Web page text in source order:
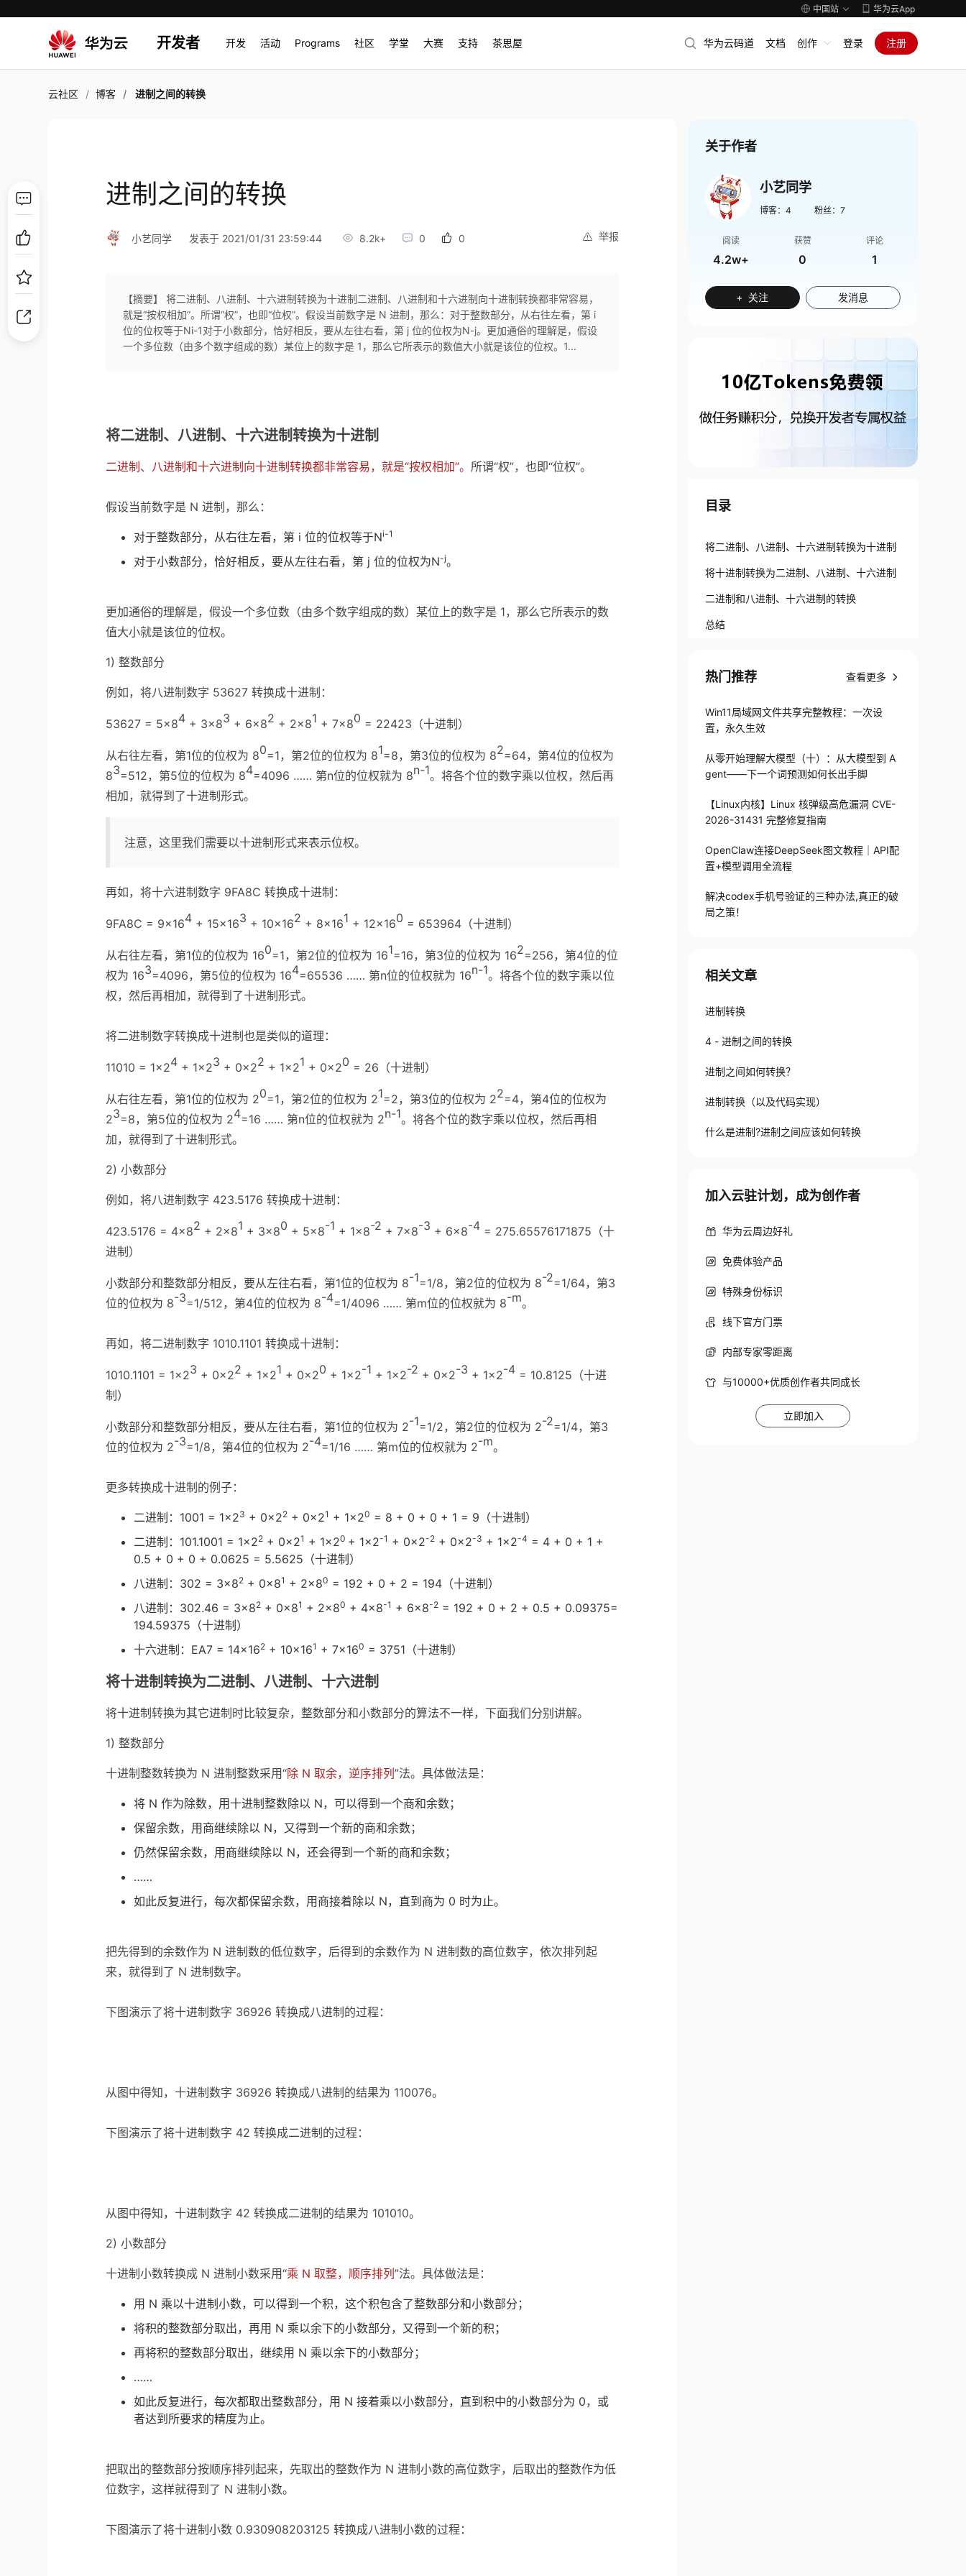
中国站 华为云App
开发者 开发 活动 Programs 社区 学堂 大赛 支持 茶思屋 华为云码道 文档 创作 登录 注册
云社区 博客 进制之间的转换
进制之间的转换
举报
小艺同学 发表于 2021/01/31 23:59:44 8.2k+ 0 0
【摘要】 将二进制、八进制、十六进制转换为十进制二进制、八进制和十六进制向十进制转换都非常容易，
就是“按权相加”。所谓“权”，也即“位权”。假设当前数字是 N 进制，那么：对于整数部分，从右往左看，第 i
位的位权等于Ni-1对于小数部分，恰好相反，要从左往右看，第 j 位的位权为N-j。更加通俗的理解是，假设
一个多位数（由多个数字组成的数）某位上的数字是 1，那么它所表示的数值大小就是该位的位权。1...
将二进制、八进制、十六进制转换为十进制
二进制、八进制和十六进制向十进制转换都非常容易，就是“按权相加”。 所谓“权”，也即“位权”。
假设当前数字是 N 进制，那么：
对于整数部分，从右往左看，第 i 位的位权等于Ni-1
对于小数部分，恰好相反，要从左往右看，第 j 位的位权为N-j。
更加通俗的理解是，假设一个多位数（由多个数字组成的数）某位上的数字是 1，那么它所表示的数
值大小就是该位的位权。
1) 整数部分
例如，将八进制数字 53627 转换成十进制：
53627 = 5×84 + 3×83 + 6×82 + 2×81 + 7×80 = 22423（十进制）
从右往左看，第1位的位权为 80=1，第2位的位权为 81=8，第3位的位权为 82=64，第4位的位权为
83=512，第5位的位权为 84=4096 …… 第n位的位权就为 8n-1。将各个位的数字乘以位权，然后再
相加，就得到了十进制形式。
注意，这里我们需要以十进制形式来表示位权。
再如，将十六进制数字 9FA8C 转换成十进制：
9FA8C = 9×164 + 15×163 + 10×162 + 8×161 + 12×160 = 653964（十进制）
从右往左看，第1位的位权为 160=1，第2位的位权为 161=16，第3位的位权为 162=256，第4位的位
权为 163=4096，第5位的位权为 164=65536 …… 第n位的位权就为 16n-1。将各个位的数字乘以位
权，然后再相加，就得到了十进制形式。
将二进制数字转换成十进制也是类似的道理：
11010 = 1×24 + 1×23 + 0×22 + 1×21 + 0×20 = 26（十进制）
从右往左看，第1位的位权为 20=1，第2位的位权为 21=2，第3位的位权为 22=4，第4位的位权为
23=8，第5位的位权为 24=16 …… 第n位的位权就为 2n-1。将各个位的数字乘以位权，然后再相
加，就得到了十进制形式。
2) 小数部分
例如，将八进制数字 423.5176 转换成十进制：
423.5176 = 4×82 + 2×81 + 3×80 + 5×8-1 + 1×8-2 + 7×8-3 + 6×8-4 = 275.65576171875（十
进制）
小数部分和整数部分相反，要从左往右看，第1位的位权为 8-1=1/8，第2位的位权为 8-2=1/64，第3
位的位权为 8-3=1/512，第4位的位权为 8-4=1/4096 …… 第m位的位权就为 8-m。
再如，将二进制数字 1010.1101 转换成十进制：
1010.1101 = 1×23 + 0×22 + 1×21 + 0×20 + 1×2-1 + 1×2-2 + 0×2-3 + 1×2-4 = 10.8125（十进
制）
小数部分和整数部分相反，要从左往右看，第1位的位权为 2-1=1/2，第2位的位权为 2-2=1/4，第3
位的位权为 2-3=1/8，第4位的位权为 2-4=1/16 …… 第m位的位权就为 2-m。
更多转换成十进制的例子：
二进制：1001 = 1×23 + 0×22 + 0×21 + 1×20 = 8 + 0 + 0 + 1 = 9（十进制）
二进制：101.1001 = 1×22 + 0×21 + 1×20 + 1×2-1 + 0×2-2 + 0×2-3 + 1×2-4 = 4 + 0 + 1 +
0.5 + 0 + 0 + 0.0625 = 5.5625（十进制）
八进制：302 = 3×82 + 0×81 + 2×80 = 192 + 0 + 2 = 194（十进制）
八进制：302.46 = 3×82 + 0×81 + 2×80 + 4×8-1 + 6×8-2 = 192 + 0 + 2 + 0.5 + 0.09375=
194.59375（十进制）
十六进制：EA7 = 14×162 + 10×161 + 7×160 = 3751（十进制）
将十进制转换为二进制、八进制、十六进制
将十进制转换为其它进制时比较复杂，整数部分和小数部分的算法不一样，下面我们分别讲解。
1) 整数部分
十进制整数转换为 N 进制整数采用“除 N 取余，逆序排列”法。具体做法是：
将 N 作为除数，用十进制整数除以 N，可以得到一个商和余数；
保留余数，用商继续除以 N，又得到一个新的商和余数；
仍然保留余数，用商继续除以 N，还会得到一个新的商和余数；
……
如此反复进行，每次都保留余数，用商接着除以 N，直到商为 0 时为止。
把先得到的余数作为 N 进制数的低位数字，后得到的余数作为 N 进制数的高位数字，依次排列起
来，就得到了 N 进制数字。
下图演示了将十进制数字 36926 转换成八进制的过程：
从图中得知，十进制数字 36926 转换成八进制的结果为 110076。
下图演示了将十进制数字 42 转换成二进制的过程：
从图中得知，十进制数字 42 转换成二进制的结果为 101010。
2) 小数部分
十进制小数转换成 N 进制小数采用“乘 N 取整，顺序排列”法。具体做法是：
用 N 乘以十进制小数，可以得到一个积，这个积包含了整数部分和小数部分；
将积的整数部分取出，再用 N 乘以余下的小数部分，又得到一个新的积；
再将积的整数部分取出，继续用 N 乘以余下的小数部分；
……
如此反复进行，每次都取出整数部分，用 N 接着乘以小数部分，直到积中的小数部分为 0，或
者达到所要求的精度为止。
把取出的整数部分按顺序排列起来，先取出的整数作为 N 进制小数的高位数字，后取出的整数作为低
位数字，这样就得到了 N 进制小数。
下图演示了将十进制小数 0.930908203125 转换成八进制小数的过程：
关于作者
小艺同学
博客： 4 粉丝： 7
阅读
4.2w+
获赞
0
评论
1
+ 关注 发消息
目录
将二进制、八进制、十六进制转换为十进制
将十进制转换为二进制、八进制、十六进制
二进制和八进制、十六进制的转换
总结
热门推荐 查看更多
Win11局域网文件共享完整教程：一次设
置，永久生效
从零开始理解大模型（十）：从大模型到 A
gent——下一个词预测如何长出手脚
【Linux内核】Linux 核弹级高危漏洞 CVE-
2026-31431 完整修复指南
OpenClaw连接DeepSeek图文教程｜API配
置+模型调用全流程
解决codex手机号验证的三种办法,真正的破
局之策！
相关文章
进制转换
4 - 进制之间的转换
进制之间如何转换？
进制转换（以及代码实现）
什么是进制?进制之间应该如何转换
加入云驻计划，成为创作者
华为云周边好礼
免费体验产品
特殊身份标识
线下官方门票
内部专家零距离
与10000+优质创作者共同成长
立即加入